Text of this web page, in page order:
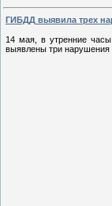
ГИБДД выявила трех
14 мая, в утренние
выявлены три нарушения